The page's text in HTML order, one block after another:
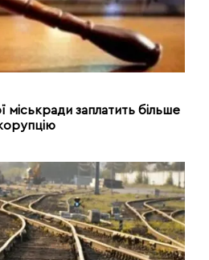
міськради заплатить більше